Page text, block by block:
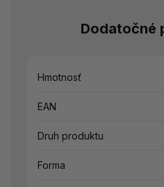
Dodatočné
Hmotnosť
EAN
Druh produktu
Forma